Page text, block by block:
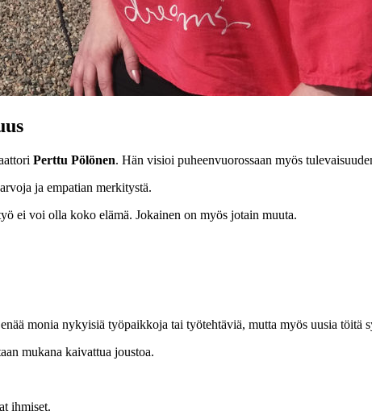
Perttu Pölönen. Hän visioi puheenvuorossaan myös
ja empatian merkitystä.
ei voi olla koko elämä. Jokainen on myös jotain muuta.
monia nykyisiä työpaikkoja tai työtehtäviä, mutta myös uusia töitä
mukana kaivattua joustoa.
ihmiset.